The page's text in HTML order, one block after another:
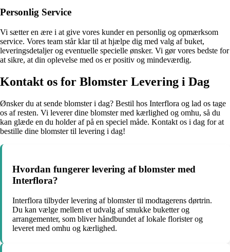
Personlig Service
Vi sætter en ære i at give vores kunder en personlig og opmærksom
service. Vores team står klar til at hjælpe dig med valg af buket,
leveringsdetaljer og eventuelle specielle ønsker. Vi gør vores bedste for
at sikre, at din oplevelse med os er positiv og mindeværdig.
Kontakt os for Blomster Levering i Dag
Ønsker du at sende blomster i dag? Bestil hos Interflora og lad os tage
os af resten. Vi leverer dine blomster med kærlighed og omhu, så du
kan glæde en du holder af på en speciel måde. Kontakt os i dag for at
bestille dine blomster til levering i dag!
Hvordan fungerer levering af blomster med
Interflora?
Interflora tilbyder levering af blomster til modtagerens dørtrin.
Du kan vælge mellem et udvalg af smukke buketter og
arrangementer, som bliver håndbundet af lokale florister og
leveret med omhu og kærlighed.